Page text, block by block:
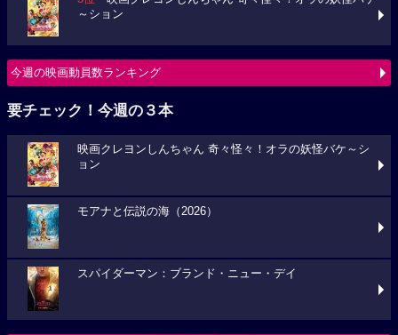
～ション
今週の映画動員数ランキング
要チェック！今週の３本
映画クレヨンしんちゃん 奇々怪々！オラの妖怪バケ～シ
ョン
モアナと伝説の海（2026）
スパイダーマン：ブランド・ニュー・デイ